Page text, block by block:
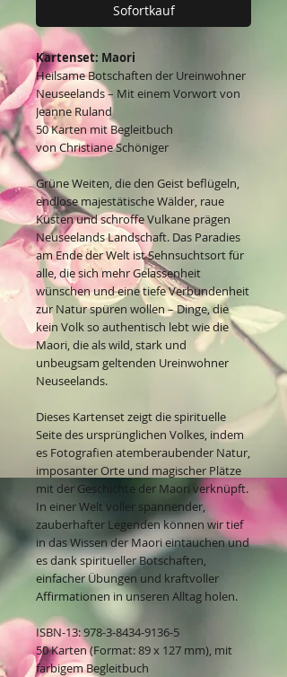
Sofortkauf
Kartenset: Maori
Heilsame Botschaften der Ureinwohner
Neuseelands – Mit einem Vorwort von
Jeanne Ruland
50 Karten mit Begleitbuch
von Christiane Schöniger
Grüne Weiten, die den Geist beflügeln,
endlose majestätische Wälder, raue
Küsten und schroffe Vulkane prägen
Neuseelands Landschaft. Das Paradies
am Ende der Welt ist Sehnsuchtsort für
alle, die sich mehr Gelassenheit
wünschen und eine tiefe Verbundenheit
zur Natur spüren wollen – Dinge, die
kein Volk so authentisch lebt wie die
Maori, die als wild, stark und
unbeugsam geltenden Ureinwohner
Neuseelands.
Dieses Kartenset zeigt die spirituelle
Seite des ursprünglichen Volkes, indem
es Fotografien atemberaubender Natur,
imposanter Orte und magischer Plätze
mit der Geschichte der Maori verknüpft.
In einer Welt voller spannender,
zauberhafter Legenden können wir tief
in das Wissen der Maori eintauchen und
es dank spiritueller Botschaften,
einfacher Übungen und kraftvoller
Affirmationen in unseren Alltag holen.
ISBN-13: 978-3-8434-9136-5
50 Karten (Format: 89 x 127 mm), mit
farbigem Begleitbuch